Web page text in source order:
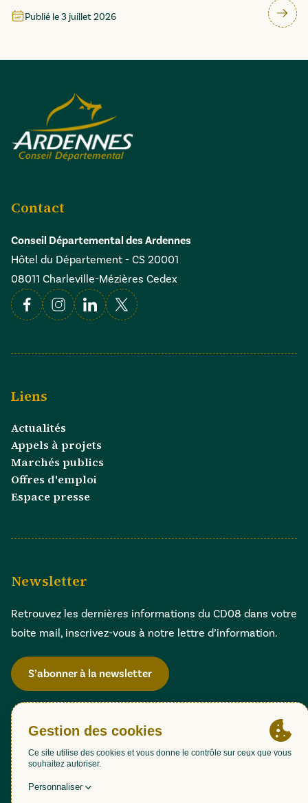
Publié le3 juillet 2026
Contact
Conseil Départemental des Ardennes
Hôtel du Département - CS 20001
08011 Charleville-Mézières Cedex
FacebookInstagramLinkedin
X
Liens
Actualités
Appels à projets
Marchés publics
Offres d'emploi
Espace presse
Newsletter
Retrouvez les dernières informations du CD08 dans votre
boite mail, inscrivez-vous à notre lettre d’information.
S’abonner à la newsletter
Gestion des cookies
Accessibilité : partiellement conforme (98,51%)
Mentions légales
Politique de confidentialité